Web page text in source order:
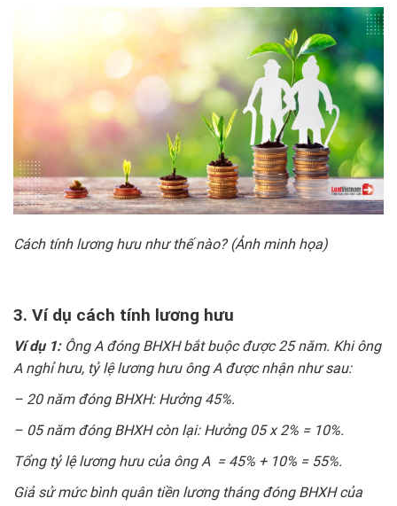
Cách tính lương hưu như thế nào? (Ảnh minh họa)
3. Ví dụ cách tính lương hưu
Ví dụ 1:Ông A đóng BHXH bắt buộc được 25 năm. Khi ông
A nghỉ hưu, tỷ lệ lương hưu ông A được nhận như sau:
– 20 năm đóng BHXH: Hưởng 45%.
– 05 năm đóng BHXH còn lại: Hưởng 05 x 2% = 10%.
Tổng tỷ lệ lương hưu của ông A = 45% + 10% = 55%.
Giả sử mức bình quân tiền lương tháng đóng BHXH của